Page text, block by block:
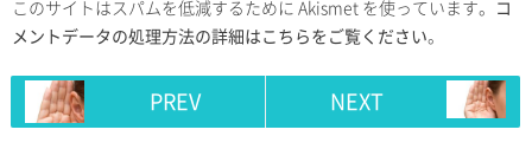
このサイトはスパムを低減するために Akismet を使っています。 コ
メントデータの処理方法の詳細はこちらをご覧ください。
PREV NEXT